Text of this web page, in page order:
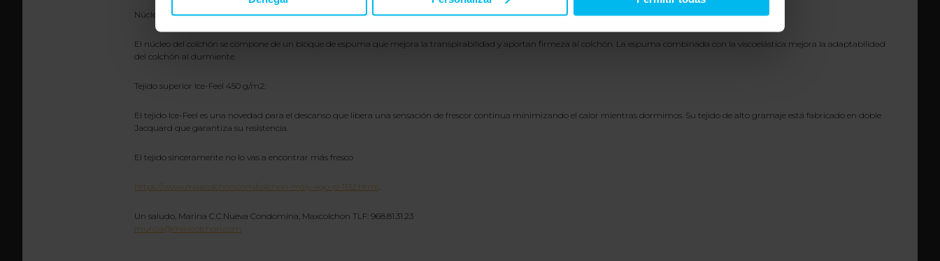
Núcleo de espumación: 17 cm:
El núcleo del colchón se compone de un bloque de espuma que mejora la transpirabilidad y aportan firmeza al colchón. La espuma combinada con la viscoelástica mejora la adaptabilidad
del colchón al durmiente.
Tejido superior Ice-Feel 450 g/m2:
El tejido Ice-Feel es una novedad para el descanso que libera una sensación de frescor continua minimizando el calor mientras dormimos. Su tejido de alto gramaje está fabricado en doble
Jacquard que garantiza su resistencia.
El tejido sinceramente no lo vas a encontrar más fresco
https://www.maxcolchon.com/colchon-mlily-ego-p-1132.html.
Un saludo, Marina C.C.Nueva Condomina, Maxcolchon TLF: 968.81.31.23
murcia@maxcolchon.com